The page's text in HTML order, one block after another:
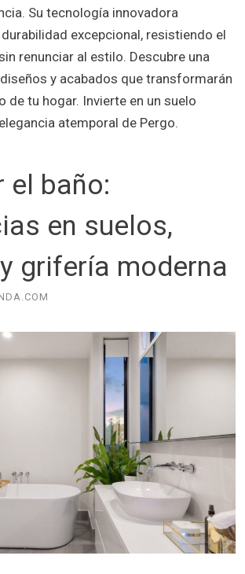
Su tecnología innovadora
excepcional, resistiendo el
renunciar al estilo. Descubre una
y acabados que transformarán
de tu hogar. Invierte en un suelo
atemporal de Pergo.
el baño:
en suelos,
grifería moderna